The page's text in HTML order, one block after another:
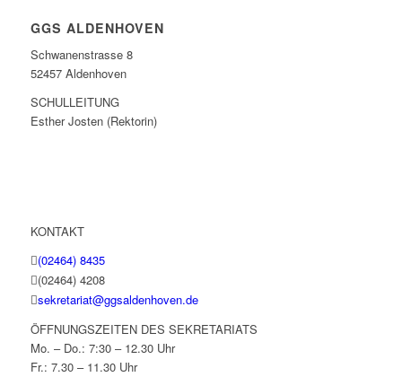
GGS ALDENHOVEN
Schwanenstrasse 8
52457 Aldenhoven
SCHULLEITUNG
Esther Josten (Rektorin)
KONTAKT
(02464) 8435
(02464) 4208
sekretariat@ggsaldenhoven.de
ÖFFNUNGSZEITEN DES SEKRETARIATS
Mo. – Do.: 7:30 – 12.30 Uhr
Fr.: 7.30 – 11.30 Uhr